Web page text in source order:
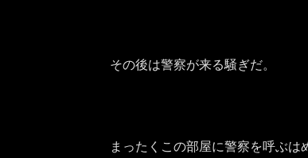
その後は警察が来る騒ぎだ。
まったくこの部屋に警察を呼ぶ